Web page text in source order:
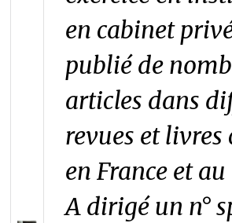
en cabinet
publié de
articles dans
revues et livres
en France et au
A dirigé un n°